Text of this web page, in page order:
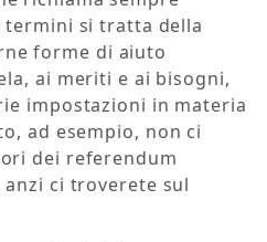
termini si tratta della
forme di aiuto
ai meriti e ai bisogni,
impostazioni in materia
ad esempio, non ci
dei referendum
ci troverete sul